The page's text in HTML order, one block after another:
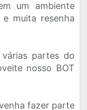
um ambiente
muita resenha
partes do
nosso BOT
fazer parte